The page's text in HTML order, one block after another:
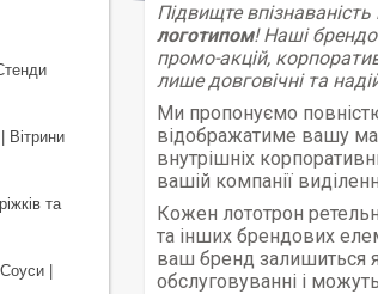
Підвищте
логотипом! Наші
промо-акцій,
лише довговічні та
Ми пропонуємо
відображатиме вашу
внутрішніх
вашій компанії
Кожен лототрон
та інших брендових
ваш бренд залишиться
обслуговуванні і
Вітрини
та
|